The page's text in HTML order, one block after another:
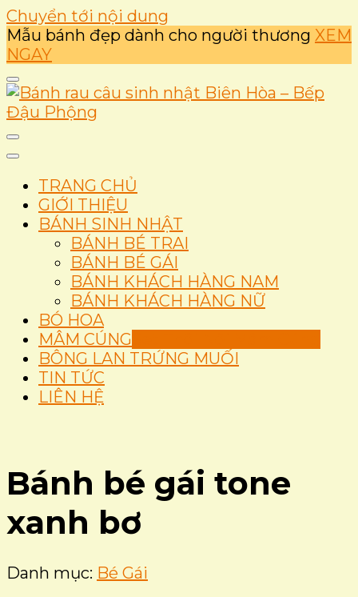
Chuyển tới nội dung
Mẫu bánh đẹp dành cho người thương XEM
NGAY
Bánh rau câu sinh nhật
Biên Hòa – Bếp Đậu
Phộng
TRANG CHỦ
GIỚI THIỆU
BÁNH SINH NHẬT
BÁNH BÉ TRAI
BÁNH BÉ GÁI
BÁNH KHÁCH HÀNG NAM
BÁNH KHÁCH HÀNG NỮ
BÓ HOA
MÂM CÚNG
BÔNG LAN TRỨNG MUỐI
TIN TỨC
LIÊN HỆ
Bánh bé gái tone
xanh bơ
Danh mục: Bé Gái